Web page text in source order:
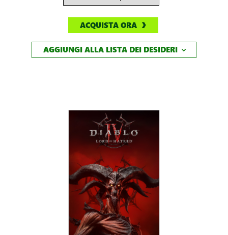
ACQUISTA ORA
AGGIUNGI ALLA LISTA DEI DESIDERI